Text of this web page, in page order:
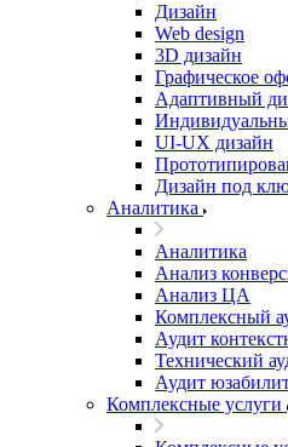
Дизайн
Web design
3D дизайн
Графическое
Адаптивный
UI‑UX дизайн
Дизайн под
Аналитика
Аналитика
Анализ
Анализ ЦА
Комплексный
Аудит
Технический
Аудит
Комплексные услуги